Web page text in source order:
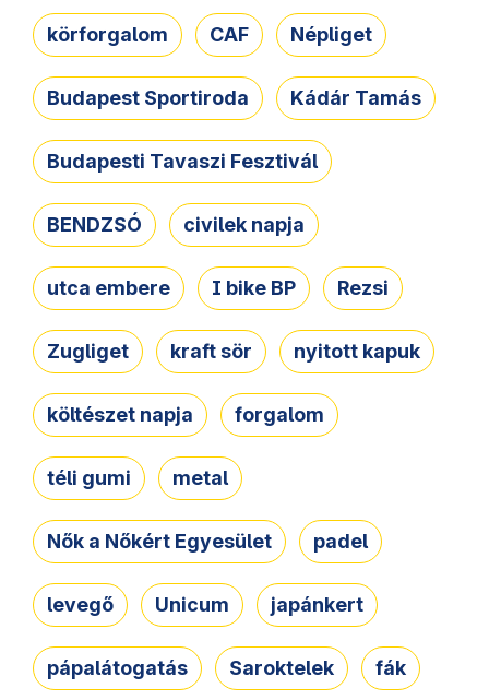
körforgalom CAF Népliget
Budapest Sportiroda Kádár Tamás
Budapesti Tavaszi Fesztivál
BENDZSÓ civilek napja
utca embere I bike BP Rezsi
Zugliget kraft sör nyitott kapuk
költészet napja forgalom
téli gumi metal
Nők a Nőkért Egyesület padel
levegő Unicum japánkert
pápalátogatás Saroktelek fák